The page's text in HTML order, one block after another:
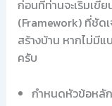
ก่อนที่ท่านจะเริ่มเขี
(Framework) ที่ชัด
สร้างบ้าน หากไม่มี
ครับ
กำหนดหัวข้อหลั